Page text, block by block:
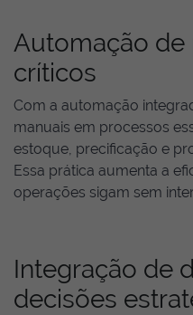
Automação de
críticos
Com a automação
manuais em processos
estoque, precificação e
Essa prática aumenta a
operações sigam sem
Integração de
decisões